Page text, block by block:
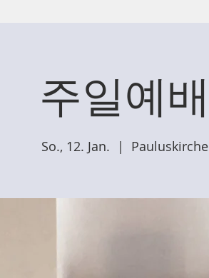
주일예배
So., 12. Jan.
  |
Pauluskirche